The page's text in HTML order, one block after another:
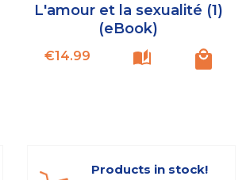
L'amour et la sexualité (1)
(eBook)
Price
€14.99
Products in stock!